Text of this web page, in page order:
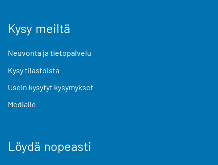
Kysy meiltä
Neuvonta ja tietopalvelu
Kysy tilastoista
Usein kysytyt kysymykset
Medialle
Löydä nopeasti